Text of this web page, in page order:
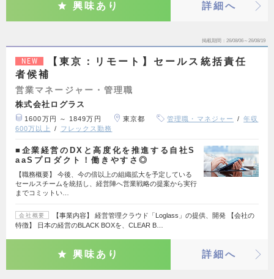
興味あり 詳細へ
掲載期間 26/08/06～26/08/19
NEW
【東京：リモート】セールス統括責任
者候補
営業マネージャー・管理職
株式会社ログラス
1600万円 ～ 1849万円 東京都 管理職・マネジャー
年収
600万以上
フレックス勤務
■企業経営のDXと高度化を推進する自社S
aaSプロダクト！働きやすさ◎
【職務概要】 今後、今の倍以上の組織拡大を予定している
セールスチームを統括し、経営陣へ営業戦略の提案から実行
までコミットい…
会社概要
【事業内容】 経営管理クラウド「Loglass」の提供、開発 【会社の
特徴】 日本の経営のBLACK BOXを、CLEAR B…
興味あり 詳細へ